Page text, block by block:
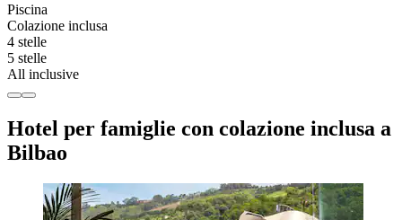
Piscina
Colazione inclusa
4 stelle
5 stelle
All inclusive
Hotel per famiglie con colazione inclusa a
Bilbao